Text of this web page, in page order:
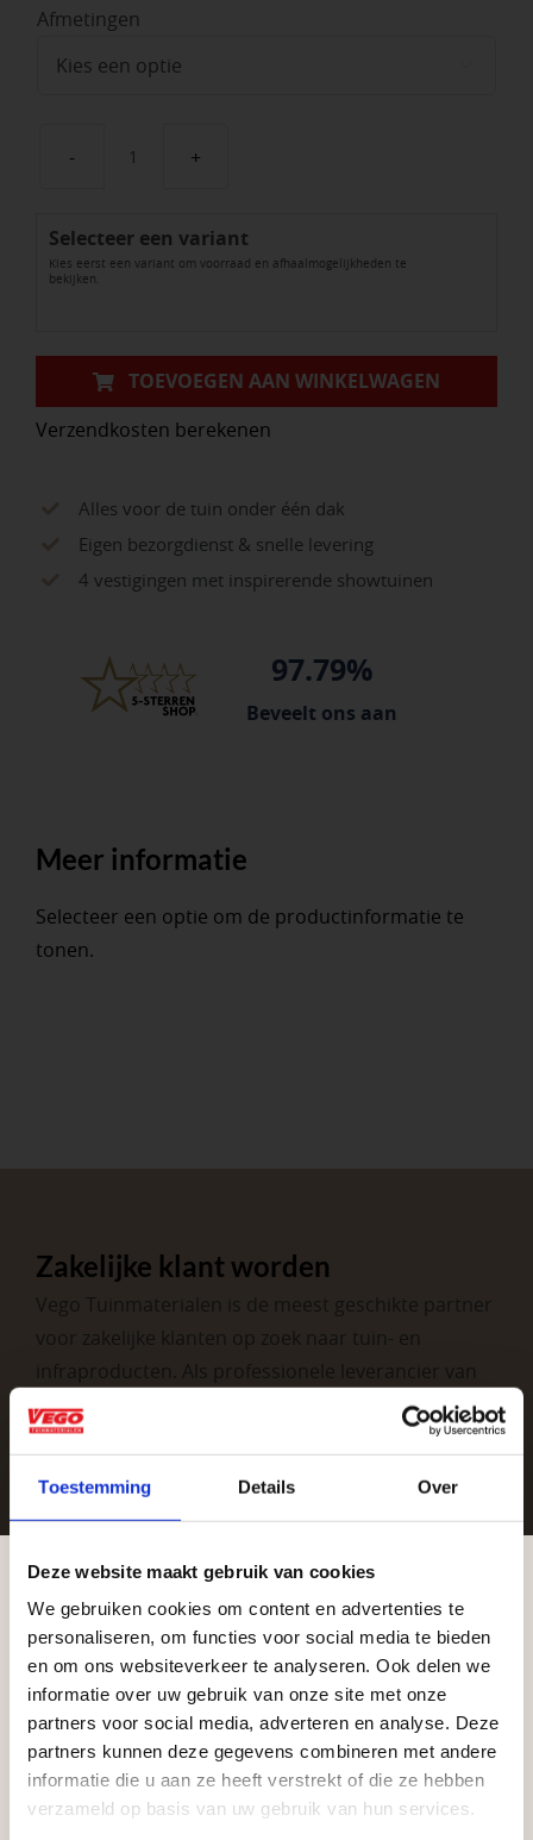
Toestemming Details Over
Deze website maakt gebruik van cookies
We gebruiken cookies om content en advertenties te
personaliseren, om functies voor social media te bieden
en om ons websiteverkeer te analyseren. Ook delen we
informatie over uw gebruik van onze site met onze
partners voor social media, adverteren en analyse. Deze
partners kunnen deze gegevens combineren met andere
informatie die u aan ze heeft verstrekt of die ze hebben
verzameld op basis van uw gebruik van hun services.
Afmetingen
Palen
RAL
6005
Selecteer een variant
Kies eerst een variant om voorraad en afhaalmogelijkheden te
bekijken.
TOEVOEGEN AAN WINKELWAGEN
Verzendkosten berekenen
Alles voor de tuin onder één dak
Eigen bezorgdienst & snelle levering
4 vestigingen met inspirerende showtuinen
97.79%
Beveelt ons aan
Meer informatie
Selecteer een optie om de productinformatie te
tonen.
Zakelijke klant worden
Vego Tuinmaterialen is de meest geschikte partner
voor zakelijke klanten op zoek naar tuin- en
infraproducten. Als professionele leverancier van
tuinmaterialen bieden wij een breed assortiment
aan producten van topkwaliteit. Lees meer over de
Vrijblijvend advies?
Geen probleem, wij hebben alles voor uw
Aangepaste openingstijden tijdens de
vakantieperiode
Waardenburg en Vego Dordrecht hanteren tijdens
de vakantieperiode aangepaste openingstijden op
zaterdag. Bekijk de vestigingspagina voor de
actuele openingstijden.